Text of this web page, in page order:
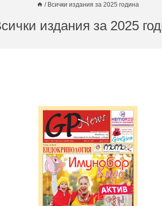
/ Всички издания за 2025 година
издания за 2025